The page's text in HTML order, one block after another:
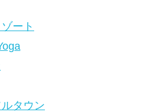
ート
タウン